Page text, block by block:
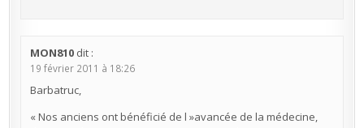
MON810 dit :
19 février 2011 à 18:26
Barbatruc,
« Nos anciens ont bénéficié de l »avancée de la médecine,